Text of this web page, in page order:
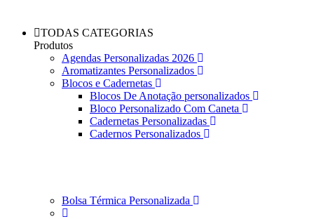
TODAS CATEGORIAS
Produtos
Agendas Personalizadas 2026
Aromatizantes Personalizados
Blocos e Cadernetas
Blocos De Anotação personalizados
Bloco Personalizado Com Caneta
Cadernetas Personalizadas
Cadernos Personalizados
Bolsa Térmica Personalizada